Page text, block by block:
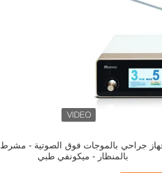
جراحي بالموجات فوق الصوتية - مشرط
بالمنظار - ميكونفي طبي